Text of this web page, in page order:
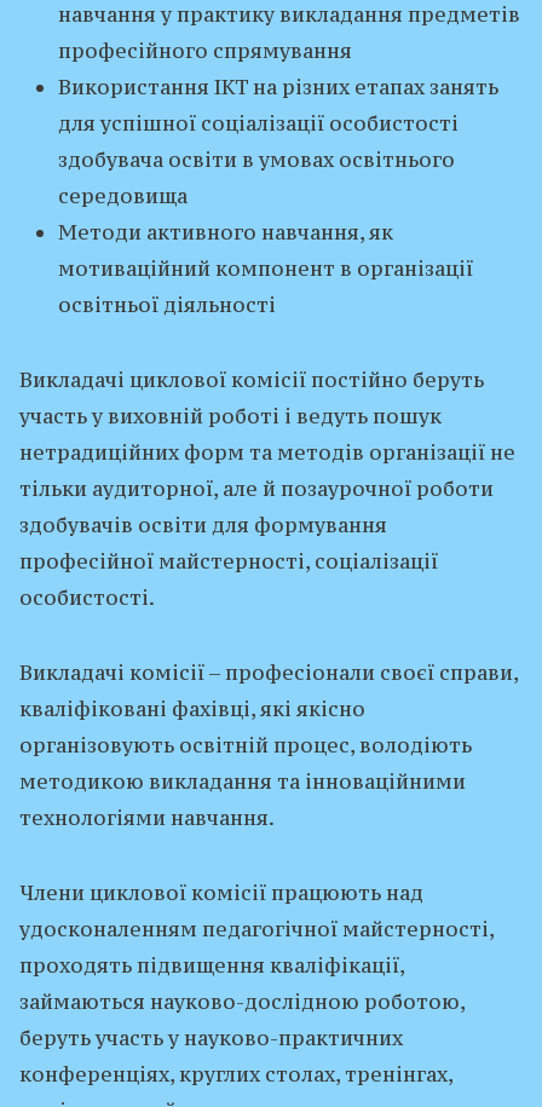
навчання у практику викладання предметів
професійного спрямування
Використання ІКТ на різних етапах занять
для успішної соціалізації особистості
здобувача освіти в умовах освітнього
середовища
Методи активного навчання, як
мотиваційний компонент в організації
освітньої діяльності
Викладачі циклової комісії постійно беруть
участь у виховній роботі і ведуть пошук
нетрадиційних форм та методів організації не
тільки аудиторної, але й позаурочної роботи
здобувачів освіти для формування
професійної майстерності, соціалізації
особистості.
Викладачі комісії – професіонали своєї справи,
кваліфіковані фахівці, які якісно
організовують освітній процес, володіють
методикою викладання та інноваційними
технологіями навчання.
Члени циклової комісії працюють над
удосконаленням педагогічної майстерності,
проходять підвищення кваліфікації,
займаються науково-дослідною роботою,
беруть участь у науково-практичних
конференціях, круглих столах, тренінгах,